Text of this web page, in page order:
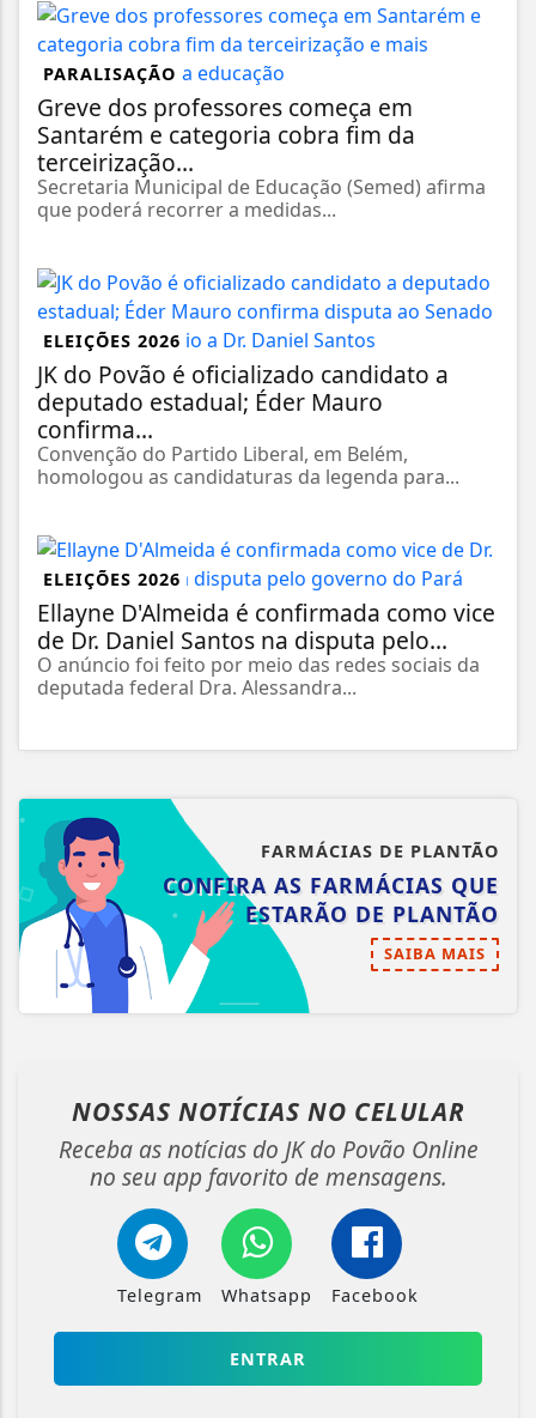
PARALISAÇÃO
Greve dos professores começa em
Santarém e categoria cobra fim da
terceirização...
Secretaria Municipal de Educação (Semed) afirma
que poderá recorrer a medidas...
ELEIÇÕES 2026
JK do Povão é oficializado candidato a
deputado estadual; Éder Mauro
confirma...
Convenção do Partido Liberal, em Belém,
homologou as candidaturas da legenda para...
ELEIÇÕES 2026
Ellayne D'Almeida é confirmada como vice
de Dr. Daniel Santos na disputa pelo...
O anúncio foi feito por meio das redes sociais da
deputada federal Dra. Alessandra...
FARMÁCIAS DE PLANTÃO
CONFIRA AS FARMÁCIAS QUE
ESTARÃO DE PLANTÃO
SAIBA MAIS
NOSSAS NOTÍCIAS NO CELULAR
Receba as notícias do JK do Povão Online
no seu app favorito de mensagens.
Telegram Whatsapp Facebook
ENTRAR